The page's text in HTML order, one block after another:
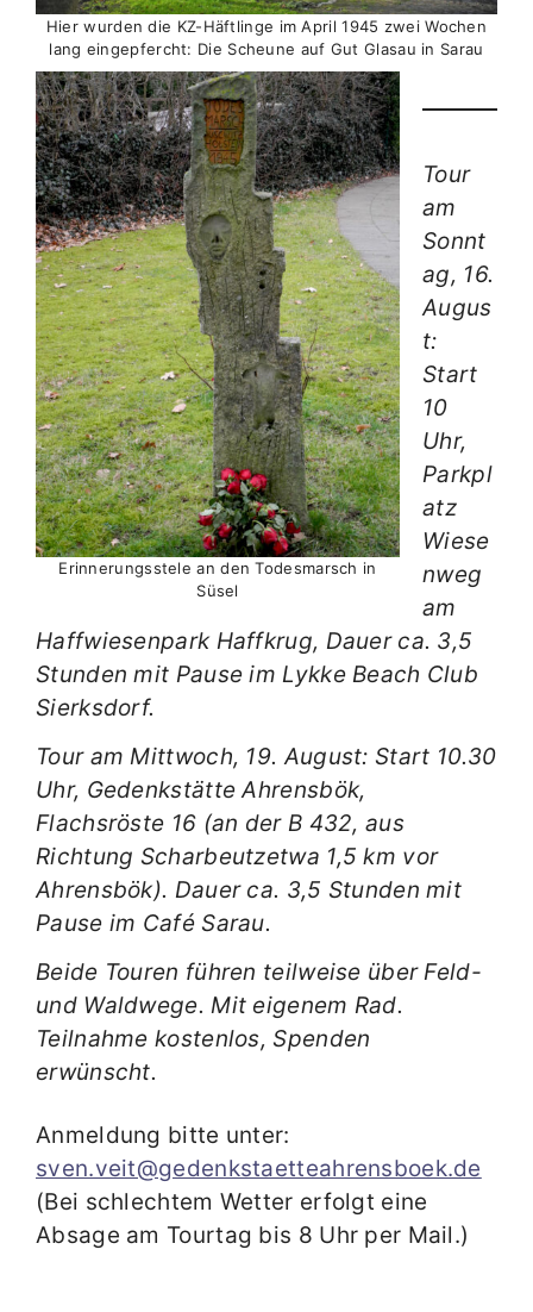
Hier wurden die KZ-Häftlinge im April 1945 zwei Wochen
lang eingepfercht: Die Scheune auf Gut Glasau in Sarau
Erinnerungsstele an den Todesmarsch in
Süsel
Tour
am
Sonnt
ag, 16.
Augus
t:
Start
10
Uhr,
Parkpl
atz
Wiese
nweg
am
Haffwiesenpark Haffkrug, Dauer ca. 3,5
Stunden mit Pause im Lykke Beach Club
Sierksdorf.
Tour am Mittwoch, 19. August: Start 10.30
Uhr, Gedenkstätte Ahrensbök,
Flachsröste 16 (an der B 432,aus
Richtung Scharbeutzetwa 1,5 km vor
Ahrensbök). Dauer ca. 3,5 Stunden mit
Pause im Café Sarau.
Beide Touren führen teilweise über Feld-
und Waldwege. Mit eigenem Rad.
Teilnahme kostenlos, Spenden
erwünscht.
Anmeldung bitte unter:
sven.veit@gedenkstaetteahrensboek.de
(Bei schlechtem Wetter erfolgt eine
Absage am Tourtag bis 8 Uhr per Mail.)